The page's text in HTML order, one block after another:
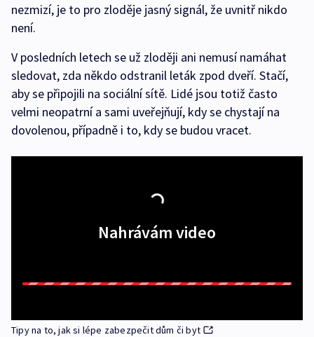
nezmizí, je to pro zloděje jasný signál, že uvnitř nikdo
není.
V posledních letech se už zloději ani nemusí namáhat
sledovat, zda někdo odstranil leták zpod dveří. Stačí,
aby se připojili na sociální sítě. Lidé jsou totiž často
velmi neopatrní a sami uveřejňují, kdy se chystají na
dovolenou, případně i to, kdy se budou vracet.
Nahrávám video
Tipy na to, jak si lépe zabezpečit dům či byt